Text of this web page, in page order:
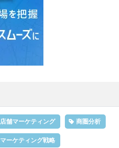
店舗マーケティング 商圏分析
マーケティング戦略